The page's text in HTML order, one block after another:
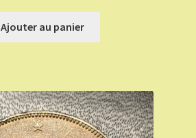
Ajouter au panier